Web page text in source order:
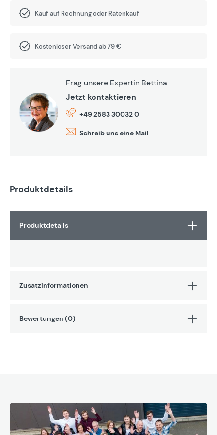
Kauf auf Rechnung oder Ratenkauf
Kostenloser Versand ab 79 €
Frag unsere Expertin Bettina
Jetzt kontaktieren
+49 2583 30032 0
Schreib uns eine Mail
Produktdetails
Produktdetails
Zusatzinformationen
Bewertungen (0)